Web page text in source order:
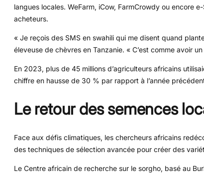
langues locales. WeFarm, iCow, FarmCrowdy ou encore
acheteurs.
« Je reçois des SMS en swahili qui me disent quand
éleveuse de chèvres en Tanzanie. « C’est comme avoir
En 2023, plus de 45 millions d’agriculteurs africains
chiffre en hausse de 30 % par rapport à l’année
Le retour des semences
Face aux défis climatiques, les chercheurs africains
des techniques de sélection avancée pour créer des
Le Centre africain de recherche sur le sorgho, basé au